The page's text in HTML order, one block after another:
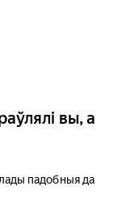
вы, а
падобныя да